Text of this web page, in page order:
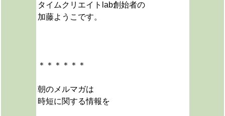
タイムクリエイトlab創始者の
加藤ようこです。
＊＊＊＊＊＊
朝のメルマガは
時短に関する情報を